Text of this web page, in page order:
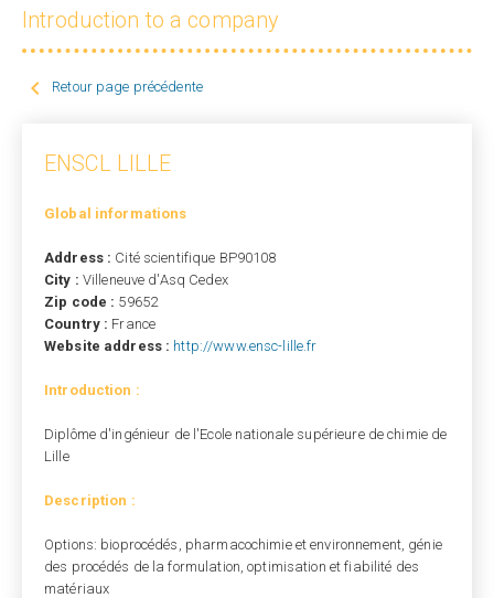
Introduction to a company
 Retour page précédente
ENSCL LILLE
Global informations
Address : Cité scientifique BP90108
City : Villeneuve d'Asq Cedex
Zip code : 59652
Country : France
Website address : http://www.ensc-lille.fr
Introduction :
Diplôme d'ingénieur de l'Ecole nationale supérieure de chimie de
Lille
Description :
Options: bioprocédés, pharmacochimie et environnement, génie
des procédés de la formulation, optimisation et fiabilité des
matériaux